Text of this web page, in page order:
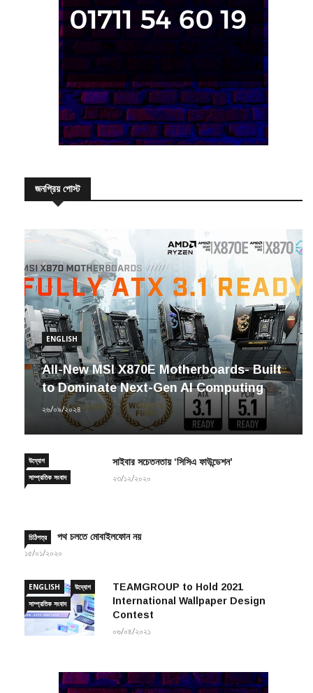
জনপ্রিয় পোস্ট
ENGLISH
All-New MSI X870E Motherboards- Built
to Dominate Next-Gen AI Computing
২৬/০৯/২০২৪
উদ্যোগ
সাম্প্রতিক সংবাদ
সাইবার সচেতনতায় ‘সিসিএ ফাউন্ডেশন’
২৩/১২/২০২০
চিঠিপত্র পথ চলতে মোবাইলফোন নয়
১৫/০১/২০২০
ENGLISH
উদ্যোগ
সাম্প্রতিক সংবাদ
TEAMGROUP to Hold 2021
International Wallpaper Design
Contest
০৬/০৪/২০২১